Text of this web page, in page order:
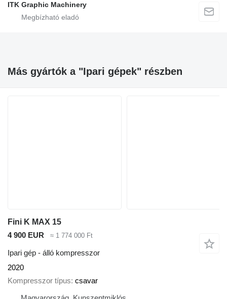
ITK Graphic Machinery
Más gyártók a "Ipari gépek" részben
Fini K MAX 15
4 900 EUR
≈ 1 774 000 Ft
Ipari gép - álló kompresszor
2020
Kompresszor típus csavar